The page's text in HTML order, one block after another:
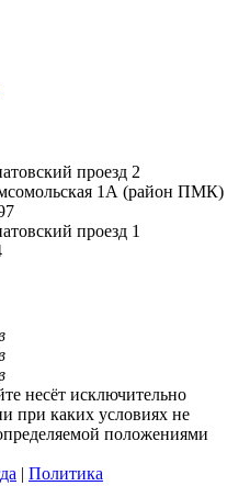
проезд 2
1А (район ПМК)
проезд 1
несёт исключительно
при каких условиях не
положениями
| Политика